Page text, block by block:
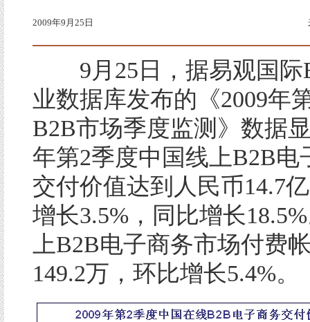
2009年9月25日
9月25日，据易观国际
业数据库发布的《2009年
B2B市场季度监测》数据
年第2季度中国线上B2B电
交付价值达到人民币14.7
增长3.5%，同比增长
上B2B电子商务市场付费
149.2万，环比增长5.4%。